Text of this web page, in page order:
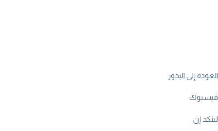
العودة إلى البذور
فيسبوك
لينكد إن